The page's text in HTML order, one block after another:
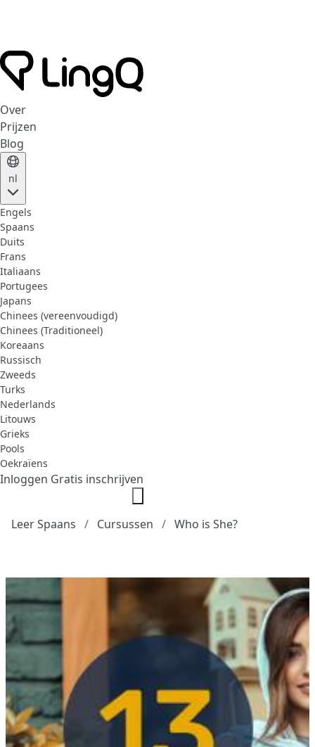
Over
Prijzen
Blog
nl
Engels
Spaans
Duits
Frans
Italiaans
Portugees
Japans
Chinees (vereenvoudigd)
Chinees (Traditioneel)
Koreaans
Russisch
Zweeds
Turks
Nederlands
Litouws
Grieks
Pools
Oekraïens
Inloggen Gratis inschrijven
Leer Spaans Cursussen Who is She?